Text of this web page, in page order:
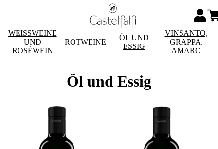
WEISSWEINE
UND
ROSÉWEIN
ROTWEINE
ÖL UND
ESSIG
VINSANTO,
GRAPPA,
AMARO
Öl und Essig